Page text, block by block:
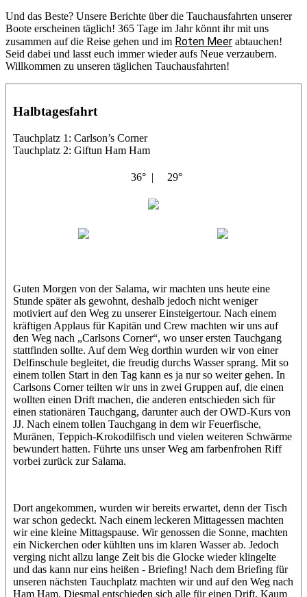
Und das Beste? Unsere Berichte über die Tauchausfahrten unserer
Boote erscheinen täglich! 365 Tage im Jahr könnt ihr mit uns
zusammen auf die Reise gehen und im Roten Meer abtauchen!
Seid dabei und lasst euch immer wieder aufs Neue verzaubern.
Willkommen zu unseren täglichen Tauchausfahrten!
Halbtagesfahrt
Tauchplatz 1: Carlson’s Corner
Tauchplatz 2: Giftun Ham Ham
36° | 29°
Guten Morgen von der Salama, wir machten uns heute eine
Stunde später als gewohnt, deshalb jedoch nicht weniger
motiviert auf den Weg zu unserer Einsteigertour. Nach einem
kräftigen Applaus für Kapitän und Crew machten wir uns auf
den Weg nach „Carlsons Corner“, wo unser ersten Tauchgang
stattfinden sollte. Auf dem Weg dorthin wurden wir von einer
Delfinschule begleitet, die freudig durchs Wasser sprang. Mit so
einem tollen Start in den Tag kann es ja nur so weiter gehen. In
Carlsons Corner teilten wir uns in zwei Gruppen auf, die einen
wollten einen Drift machen, die anderen entschieden sich für
einen stationären Tauchgang, darunter auch der OWD-Kurs von
JJ. Nach einem tollen Tauchgang in dem wir Feuerfische,
Muränen, Teppich-Krokodilfisch und vielen weiteren Schwärme
bewundert hatten. Führte uns unser Weg am farbenfrohen Riff
vorbei zurück zur Salama.
Dort angekommen, wurden wir bereits erwartet, denn der Tisch
war schon gedeckt. Nach einem leckeren Mittagessen machten
wir eine kleine Mittagspause. Wir genossen die Sonne, machten
ein Nickerchen oder kühlten uns im klaren Wasser ab. Jedoch
verging nicht allzu lange Zeit bis die Glocke wieder klingelte
und das kann nur eins heißen - Briefing! Nach dem Briefing für
unseren nächsten Tauchplatz machten wir und auf den Weg nach
Ham Ham. Diesmal entschieden sich alle für einen Drift. Kaum